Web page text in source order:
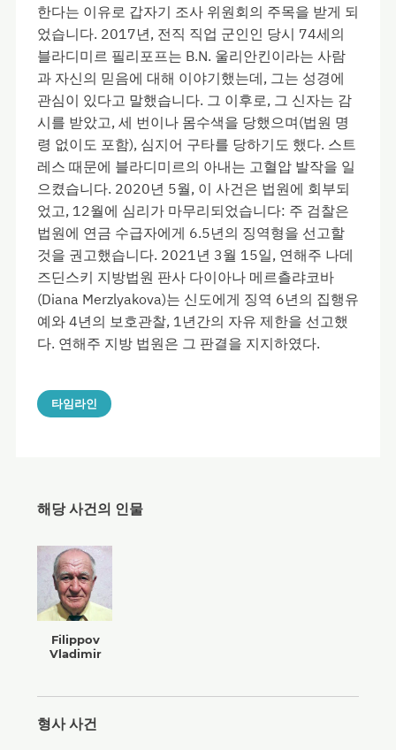
한다는 이유로 갑자기 조사 위원회의 주목을 받게 되
었습니다. 2017년, 전직 직업 군인인 당시 74세의
블라디미르 필리포프는 B.N. 울리안킨이라는 사람
과 자신의 믿음에 대해 이야기했는데, 그는 성경에
관심이 있다고 말했습니다. 그 이후로, 그 신자는 감
시를 받았고, 세 번이나 몸수색을 당했으며(법원 명
령 없이도 포함), 심지어 구타를 당하기도 했다. 스트
레스 때문에 블라디미르의 아내는 고혈압 발작을 일
으켰습니다. 2020년 5월, 이 사건은 법원에 회부되
었고, 12월에 심리가 마무리되었습니다: 주 검찰은
법원에 연금 수급자에게 6.5년의 징역형을 선고할
것을 권고했습니다. 2021년 3월 15일, 연해주 나데
즈딘스키 지방법원 판사 다이아나 메르츨랴코바
(Diana Merzlyakova)는 신도에게 징역 6년의 집행유
예와 4년의 보호관찰, 1년간의 자유 제한을 선고했
다. 연해주 지방 법원은 그 판결을 지지하였다.
타임라인
해당 사건의 인물
Filippov
Vladimir
형사 사건